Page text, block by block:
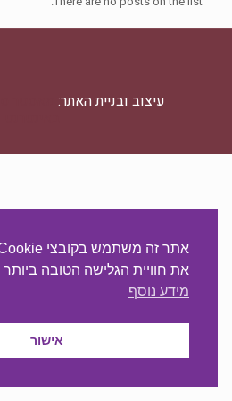
עיצוב ובניית האתר:
את חוויית הגלישה הטובה
מידע נוסף
אישור